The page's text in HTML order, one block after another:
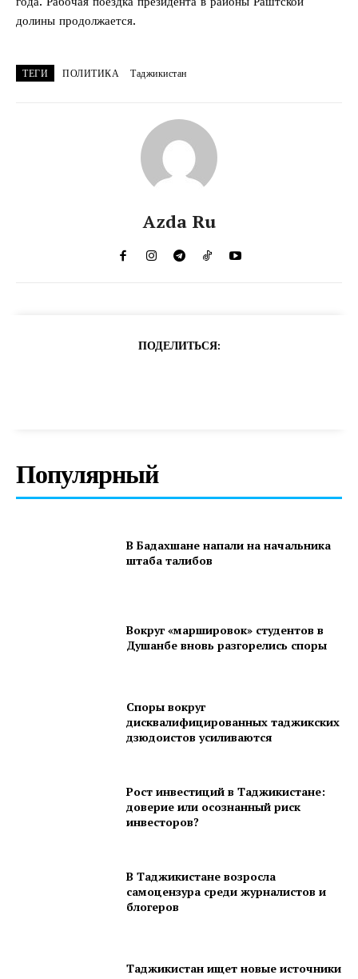
долины продолжается.
ТЕГИ ПОЛИТИКА Таджикистан
Azda Ru
ПОДЕЛИТЬСЯ:
Популярный
В Бадахшане напали на начальника
штаба талибов
Вокруг «маршировок» студентов в
Душанбе вновь разгорелись споры
Споры вокруг
дисквалифицированных таджикских
дзюдоистов усиливаются
Рост инвестиций в Таджикистане:
доверие или осознанный риск
инвесторов?
В Таджикистане возросла
самоцензура среди журналистов и
блогеров
Таджикистан ищет новые источники